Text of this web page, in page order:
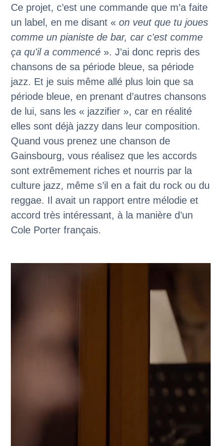
Ce projet, c’est une commande que m’a faite
un label, en me disant « on veut que tu joues
comme un pianiste de bar, car c'est comme
ça qu'il a commencé». J’ai donc repris des
chansons de sa période bleue, sa période
jazz. Et je suis même allé plus loin que sa
période bleue, en prenant d’autres chansons
de lui, sans les « jazzifier », car en réalité
elles sont déjà jazzy dans leur composition.
Quand vous prenez une chanson de
Gainsbourg, vous réalisez que les accords
sont extrêmement riches et nourris par la
culture jazz, même s’il en a fait du rock ou du
reggae. Il avait un rapport entre mélodie et
accord très intéressant, à la manière d’un
Cole Porter français.